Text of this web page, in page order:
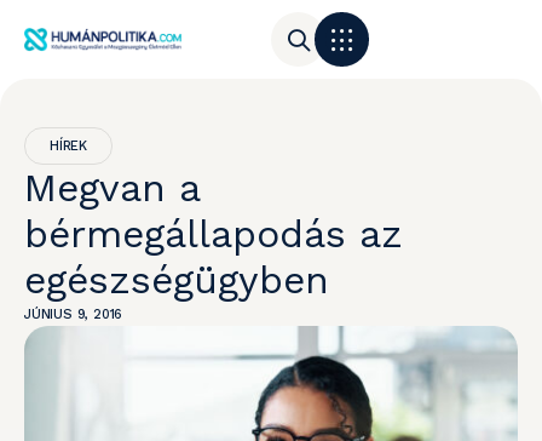
HÍREK
Megvan a
bérmegállapodás az
egészségügyben
JÚNIUS 9, 2016